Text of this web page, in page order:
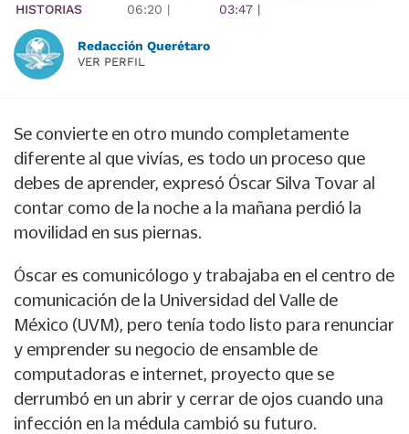
HISTORIAS
06:20 |
03:47 |
Redacción Querétaro
VER PERFIL
Se convierte en otro mundo completamente
diferente al que vivías, es todo un proceso que
debes de aprender, expresó Óscar Silva Tovar al
contar como de la noche a la mañana perdió la
movilidad en sus piernas.
Óscar es comunicólogo y trabajaba en el centro de
comunicación de la Universidad del Valle de
México (UVM), pero tenía todo listo para renunciar
y emprender su negocio de ensamble de
computadoras e internet, proyecto que se
derrumbó en un abrir y cerrar de ojos cuando una
infección en la médula cambió su futuro.